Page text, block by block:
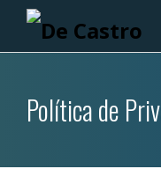
Política de